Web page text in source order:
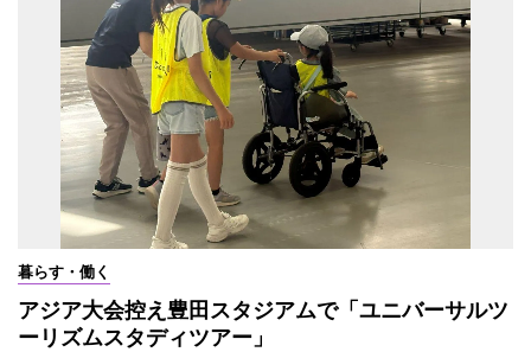
暮らす・働く
アジア大会控え豊田スタジアムで「ユニバーサルツ
ーリズムスタディツアー」